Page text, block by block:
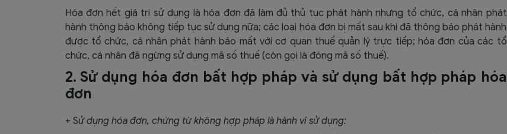
Hóa đơn hết giá trị sử dụng là hóa đơn đã làm đủ thủ tục phát hành nhưng tổ chức, cá nhân phát
hành thông báo không tiếp tục sử dụng nữa; các loại hóa đơn bị mất sau khi đã thông báo phát hành
được tổ chức, cá nhân phát hành báo mất với cơ quan thuế quản lý trực tiếp; hóa đơn của các tổ
chức, cá nhân đã ngừng sử dụng mã số thuế (còn gọi là đóng mã số thuế).
2. Sử dụng hóa đơn bất hợp pháp và sử dụng bất hợp pháp hóa
đơn
+ Sử dụng hóa đơn, chứng từ không hợp pháp là hành vi sử dụng: